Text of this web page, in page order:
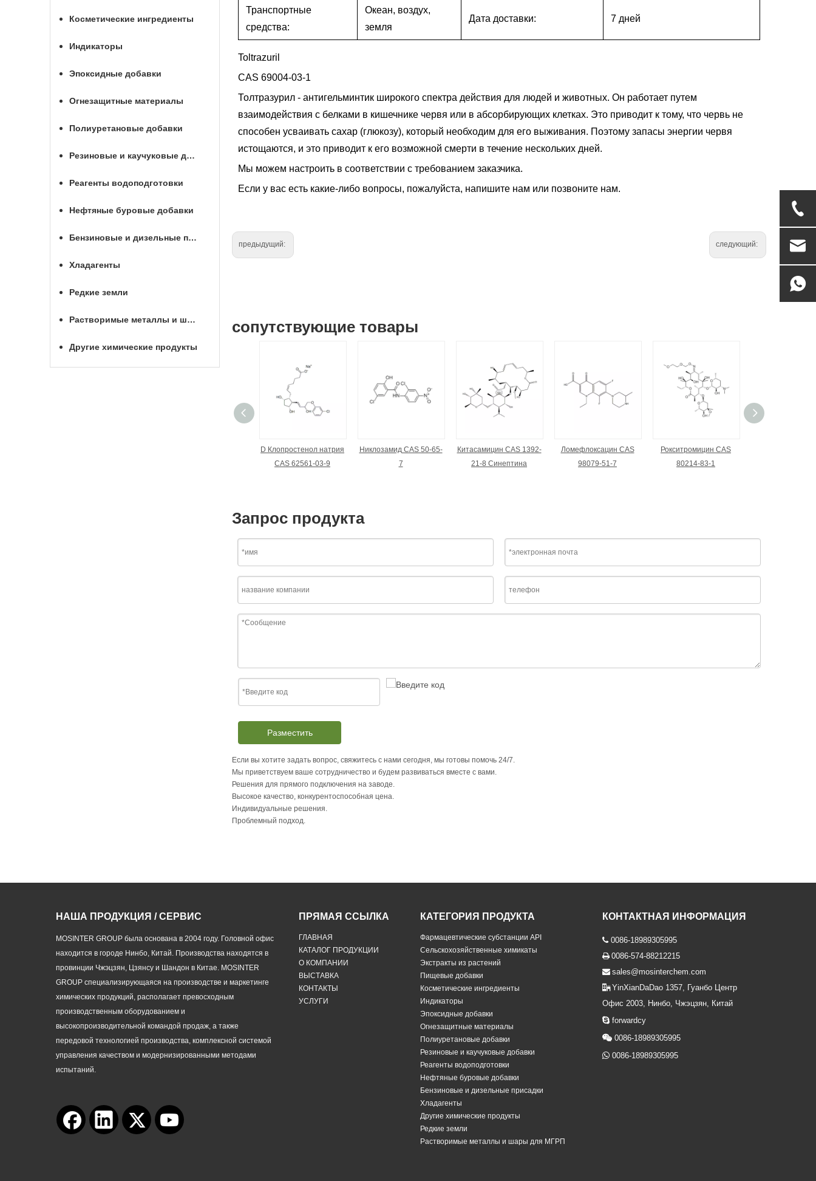
Косметические ингредиенты
Индикаторы
Эпоксидные добавки
Огнезащитные материалы
Полиуретановые добавки
Резиновые и каучуковые добавки
Реагенты водоподготовки
Нефтяные буровые добавки
Бензиновые и дизельные присадки
Хладагенты
Редкие земли
Растворимые металлы и шары для МГРП
Другие химические продукты
Транспортные
средства:
Океан, воздух,
земля
Дата доставки: 7 дней
Toltrazuril
CAS 69004-03-1
Толтразурил - антигельминтик широкого спектра действия для людей и животных. Он работает путем
взаимодействия с белками в кишечнике червя или в абсорбирующих клетках. Это приводит к тому, что червь не
способен усваивать сахар (глюкозу), который необходим для его выживания. Поэтому запасы энергии червя
истощаются, и это приводит к его возможной смерти в течение нескольких дней.
Мы можем настроить в соответствии с требованием заказчика.
Если у вас есть какие-либо вопросы, пожалуйста, напишите нам или позвоните нам.
предыдущий: следующий:
сопутствующие товары
D Клопростенол натрия
CAS 62561-03-9
Никлозамид CAS 50-65-
7
Китасамицин CAS 1392-
21-8 Синептина
Ломефлоксацин CAS
98079-51-7
Рокситромицин CAS
80214-83-1
Запрос продукта
Разместить
Если вы хотите задать вопрос, свяжитесь с нами сегодня, мы готовы помочь 24/7.
Мы приветствуем ваше сотрудничество и будем развиваться вместе с вами.
Решения для прямого подключения на заводе.
Высокое качество, конкурентоспособная цена.
Индивидуальные решения.
Проблемный подход.
НАША ПРОДУКЦИЯ / СЕРВИС
MOSINTER GROUP была основана в 2004 году. Головной офис
находится в городе Нинбо, Китай. Производства находятся в
провинции Чжэцзян, Цзянсу и Шандон в Китае. MOSINTER
GROUP специализирующаяся на производстве и маркетинге
химических продукций, располагает превосходным
производственным оборудованием и
высокопроизводительной командой продаж, а также
передовой технологией производства, комплексной системой
управления качеством и модернизированными методами
испытаний.
ПРЯМАЯ ССЫЛКА
ГЛАВНАЯ
КАТАЛОГ ПРОДУКЦИИ
О КОМПАНИИ
ВЫСТАВКА
КОНТАКТЫ
УСЛУГИ
КАТЕГОРИЯ ПРОДУКТА
Фармацевтические субстанции API
Сельскохозяйственные химикаты
Экстракты из растений
Пищевые добавки
Косметические ингредиенты
Индикаторы
Эпоксидные добавки
Огнезащитные материалы
Полиуретановые добавки
Резиновые и каучуковые добавки
Реагенты водоподготовки
Нефтяные буровые добавки
Бензиновые и дизельные присадки
Хладагенты
Другие химические продукты
Редкие земли
Растворимые металлы и шары для МГРП
КОНТАКТНАЯ ИНФОРМАЦИЯ
 0086-18989305995
 0086-574-88212215
 sales@mosinterchem.com
YinXianDaDao 1357, Гуанбо Центр
Офис 2003, Нинбо, Чжэцзян, Китай
 forwardcy
 0086-18989305995
 0086-18989305995